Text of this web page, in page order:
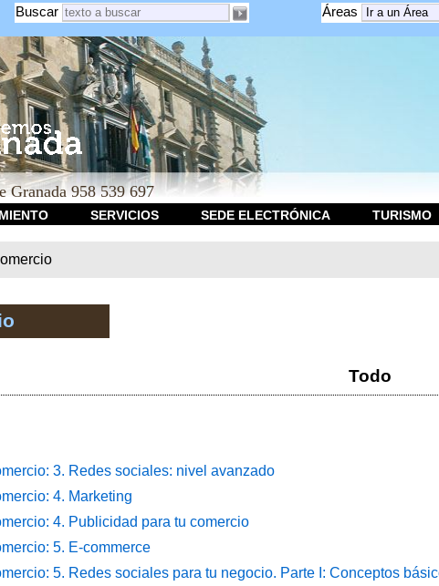
Áreas
Buscar
958 539 697
SERVICIOS SEDE ELECTRÓNICA TURISMO
Todo
3. Redes sociales: nivel avanzado
4. Marketing
4. Publicidad para tu comercio
5. E-commerce
5. Redes sociales para tu negocio. Parte I: Conceptos